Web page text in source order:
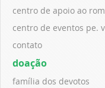
centro de apoio ao
centro de eventos pe.
contato
doação
família dos devotos